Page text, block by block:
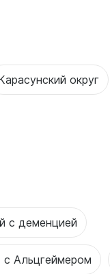
округ
с деменцией
Альцгеймером